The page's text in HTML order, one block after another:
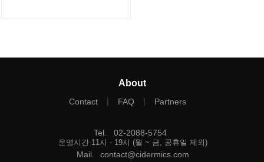
About
Contact | FAQ | Partners
Tel 02-2088-5754
운영시간 11시 - 19시 (월 ~ 금, 공휴일 제외)
Mail contact@cidermics.com